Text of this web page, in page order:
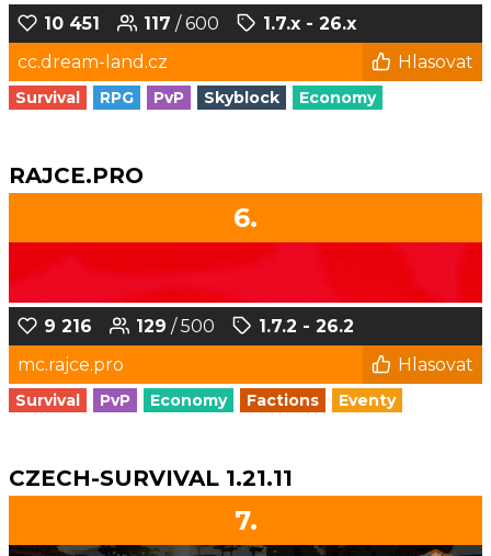
10 451 117 / 600
1.7.x - 26.x
cc.dream-land.cz
Hlasovat
Survival RPG PvP Skyblock Economy
RAJCE.PRO
6.
9 216 129 / 500
1.7.2 - 26.2
mc.rajce.pro
Hlasovat
Survival PvP Economy Factions Eventy
CZECH-SURVIVAL 1.21.11
7.